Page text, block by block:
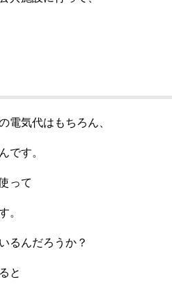
電気代はもちろん、
です。
って
。
るんだろうか？
と